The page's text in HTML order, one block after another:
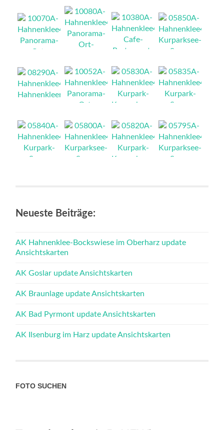
NEU
NEU
NEU
Neueste Beiträge:
AK Hahnenklee-Bockswiese im Oberharz update
Ansichtskarten
AK Goslar update Ansichtskarten
AK Braunlage update Ansichtskarten
AK Bad Pyrmont update Ansichtskarten
AK Ilsenburg im Harz update Ansichtskarten
FOTO SUCHEN